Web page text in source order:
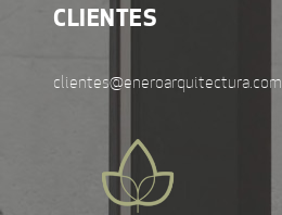
CLIENTES
clientes@eneroarquitectura.com